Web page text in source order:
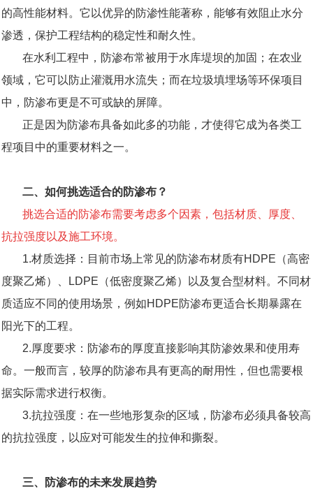
的高性能材料。它以优异的防渗性能著称，能够有效阻止水分
渗透，保护工程结构的稳定性和耐久性。
在水利工程中，防渗布常被用于水库堤坝的加固；在农业
领域，它可以防止灌溉用水流失；而在垃圾填埋场等环保项目
中，防渗布更是不可或缺的屏障。
正是因为防渗布具备如此多的功能，才使得它成为各类工
程项目中的重要材料之一。
二、如何挑选适合的防渗布？
挑选合适的防渗布需要考虑多个因素，包括材质、厚度、
抗拉强度以及施工环境。
1.材质选择：目前市场上常见的防渗布材质有HDPE（高密
度聚乙烯）、LDPE（低密度聚乙烯）以及复合型材料。不同材
质适应不同的使用场景，例如HDPE防渗布更适合长期暴露在
阳光下的工程。
2.厚度要求：防渗布的厚度直接影响其防渗效果和使用寿
命。一般而言，较厚的防渗布具有更高的耐用性，但也需要根
据实际需求进行权衡。
3.抗拉强度：在一些地形复杂的区域，防渗布必须具备较高
的抗拉强度，以应对可能发生的拉伸和撕裂。
三、防渗布的未来发展趋势